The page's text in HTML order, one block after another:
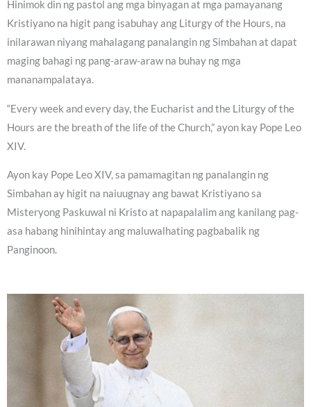
Hinimok din ng pastol ang mga binyagan at mga pamayanang
Kristiyano na higit pang isabuhay ang Liturgy of the Hours, na
inilarawan niyang mahalagang panalangin ng Simbahan at dapat
maging bahagi ng pang-araw-araw na buhay ng mga
mananampalataya.
“Every week and every day, the Eucharist and the Liturgy of the
Hours are the breath of the life of the Church,” ayon kay Pope Leo
XIV.
Ayon kay Pope Leo XIV, sa pamamagitan ng panalangin ng
Simbahan ay higit na naiuugnay ang bawat Kristiyano sa
Misteryong Paskuwal ni Kristo at napapalalim ang kanilang pag-
asa habang hinihintay ang maluwalhating pagbabalik ng
Panginoon.